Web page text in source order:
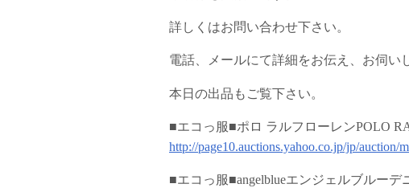
詳しくはお問い合わせ下さい。
電話、メールにて詳細をお伝え、お伺い
本日の出品もご覧下さい。
■エコっ服■ポロ ラルフローレンPOLO
http://page10.auctions.yahoo.co.jp/jp/auction/
■エコっ服■angelblueエンジェルブルーデ